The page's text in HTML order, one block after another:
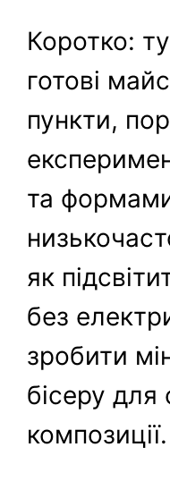
Коротко:
готові
пункти,
та
як
без
зробити
бісеру для
композиції.